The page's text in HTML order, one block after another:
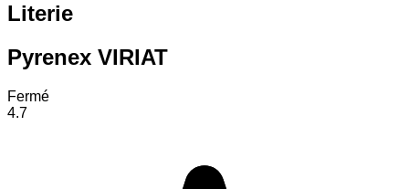
Literie
Pyrenex VIRIAT
Fermé
4.7